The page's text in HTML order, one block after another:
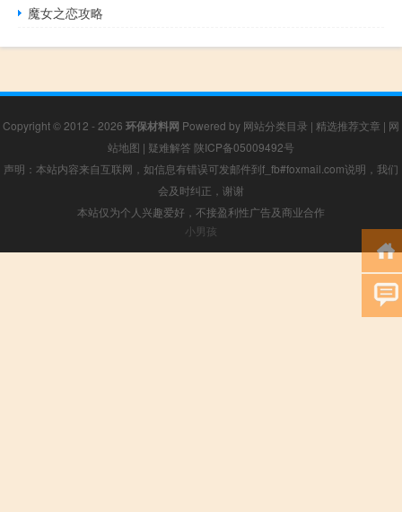
魔女之恋攻略
Copyright © 2012 - 2026 环保材料网 Powered by 网站分类目录 | 精选推荐文章 | 网
站地图 | 疑难解答 陕ICP备05009492号
声明：本站内容来自互联网，如信息有错误可发邮件到f_fb#foxmail.com说明，我们
会及时纠正，谢谢
本站仅为个人兴趣爱好，不接盈利性广告及商业合作
小男孩